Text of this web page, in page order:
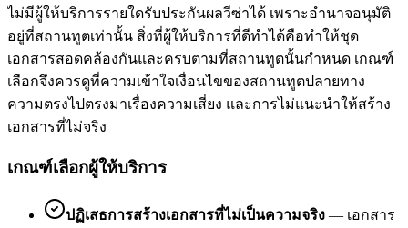
ไม่มีผู้ให้บริการรายใดรับประกันผลวีซ่าได้ เพราะอำนาจอนุมัติ
อยู่ที่สถานทูตเท่านั้น สิ่งที่ผู้ให้บริการที่ดีทำได้คือทำให้ชุด
เอกสารสอดคล้องกันและครบตามที่สถานทูตนั้นกำหนด เกณฑ์
เลือกจึงควรดูที่ความเข้าใจเงื่อนไขของสถานทูตปลายทาง
ความตรงไปตรงมาเรื่องความเสี่ยง และการไม่แนะนำให้สร้าง
เอกสารที่ไม่จริง
เกณฑ์เลือกผู้ให้บริการ
ปฏิเสธการสร้างเอกสารที่ไม่เป็นความจริง — เอกสาร